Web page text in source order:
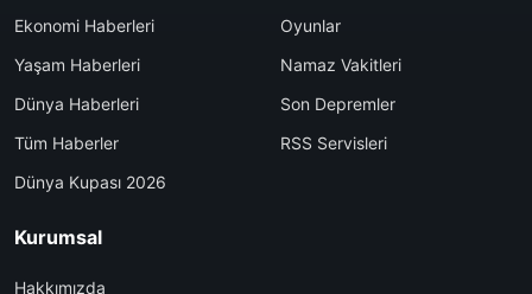
Ekonomi Haberleri
Yaşam Haberleri
Dünya Haberleri
Tüm Haberler
Dünya Kupası 2026
Oyunlar
Namaz Vakitleri
Son Depremler
RSS Servisleri
Kurumsal
Hakkımızda